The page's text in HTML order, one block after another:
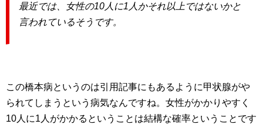
最近では、女性の10人に1人かそれ以上ではないかと
言われているそうです。
この橋本病というのは引用記事にもあるように甲状腺がや
られてしまうという病気なんですね。女性がかかりやすく
10人に1人がかかるということは結構な確率ということです